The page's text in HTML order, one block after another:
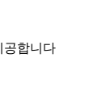
공합니다